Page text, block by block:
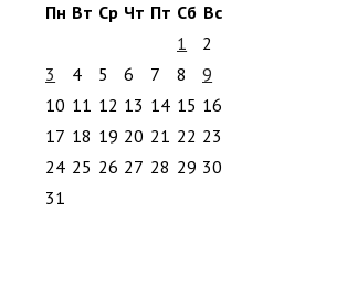
Пн Вт Ср Чт Пт Сб Вс
1
2
3
4 5 6 7 8
9
10 11 12 13 14 15 16
17 18 19 20 21 22 23
24 25 26 27 28 29 30
31